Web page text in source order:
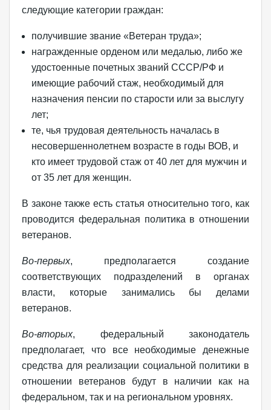
следующие категории граждан:
получившие звание «Ветеран труда»;
награжденные орденом или медалью, либо же
удостоенные почетных званий СССР/РФ и
имеющие рабочий стаж, необходимый для
назначения пенсии по старости или за выслугу
лет;
те, чья трудовая деятельность началась в
несовершеннолетнем возрасте в годы ВОВ, и
кто имеет трудовой стаж от 40 лет для мужчин и
от 35 лет для женщин.
В законе также есть статья относительно того, как
проводится федеральная политика в отношении
ветеранов.
Во-первых, предполагается создание
соответствующих подразделений в органах
власти, которые занимались бы делами
ветеранов.
Во-вторых, федеральный законодатель
предполагает, что все необходимые денежные
средства для реализации социальной политики в
отношении ветеранов будут в наличии как на
федеральном, так и на региональном уровнях.